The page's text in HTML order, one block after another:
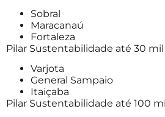
Sobral
Maracanaú
Fortaleza
Pilar Sustentabilidade até 30
Varjota
General Sampaio
Itaiçaba
Pilar Sustentabilidade até 100